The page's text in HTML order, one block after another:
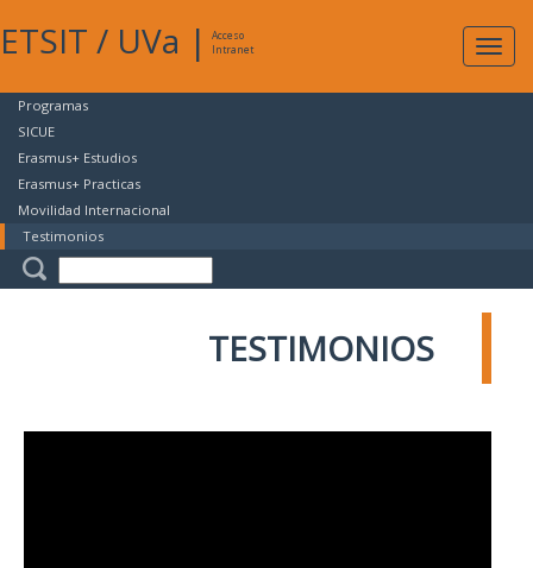
ETSIT / UVa |
Acceso
Intranet
Programas
SICUE
Erasmus+ Estudios
Erasmus+ Practicas
Movilidad Internacional
Testimonios
TESTIMONIOS